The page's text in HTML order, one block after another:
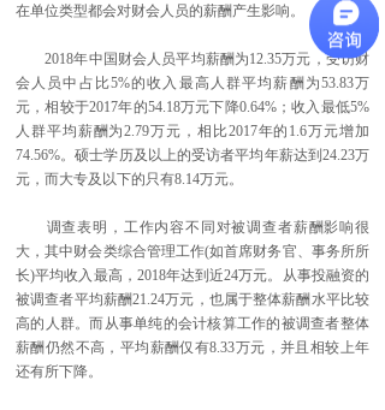
在单位类型都会对财会人员的薪酬产生影响。
2018年中国财会人员平均薪酬为12.35万元，受访财
会人员中占比5%的收入最高人群平均薪酬为53.83万
元，相较于2017年的54.18万元下降0.64%；收入最低5%
人群平均薪酬为2.79万元，相比2017年的1.6万元增加
74.56%。硕士学历及以上的受访者平均年薪达到24.23万
元，而大专及以下的只有8.14万元。
调查表明，工作内容不同对被调查者薪酬影响很
大，其中财会类综合管理工作(如首席财务官、事务所所
长)平均收入最高，2018年达到近24万元。从事投融资的
被调查者平均薪酬21.24万元，也属于整体薪酬水平比较
高的人群。而从事单纯的会计核算工作的被调查者整体
薪酬仍然不高，平均薪酬仅有8.33万元，并且相较上年
还有所下降。